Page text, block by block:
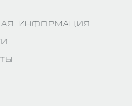
информация